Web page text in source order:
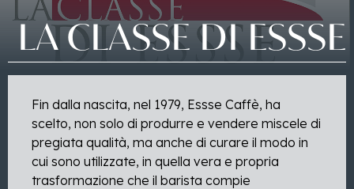
LACLASSEDIESSSE
Fin dalla nascita, nel 1979, Essse Caffè, ha
scelto, non solo di produrre e vendere miscele di
pregiata qualità, ma anche di curare il modo in
cui sono utilizzate, in quella vera e propria
trasformazione che il barista compie